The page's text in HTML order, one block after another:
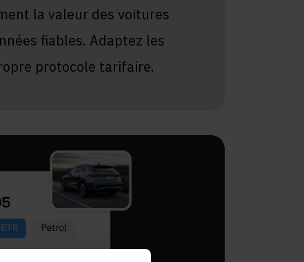
la valeur des voitures
fiables. Adaptez les
protocole tarifaire.